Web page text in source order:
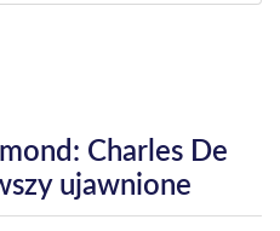
Charles De
ujawnione